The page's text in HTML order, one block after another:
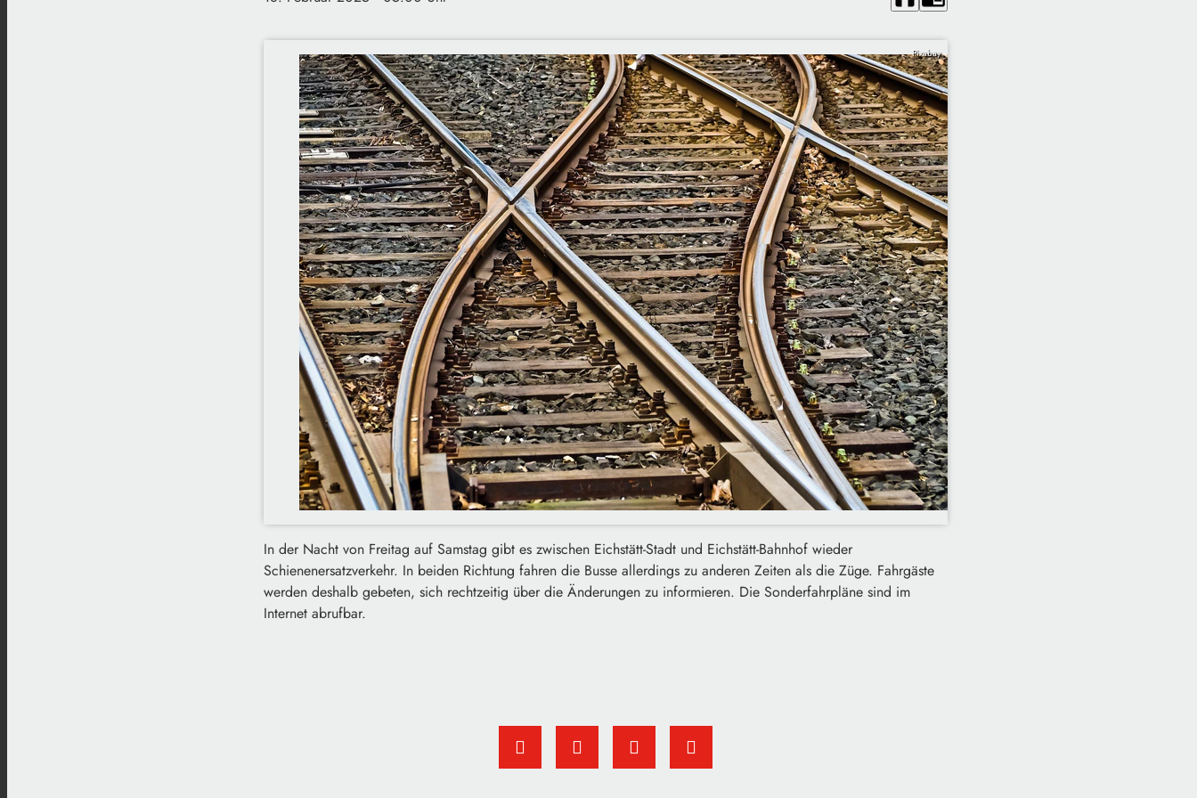
Pixabay
In der Nacht von Freitag auf Samstag gibt es zwischen Eichstätt-Stadt und Eichstätt-Bahnhof wieder
Schienenersatzverkehr. In beiden Richtung fahren die Busse allerdings zu anderen Zeiten als die Züge. Fahrgäste
werden deshalb gebeten, sich rechtzeitig über die Änderungen zu informieren. Die Sonderfahrpläne sind im
Internet abrufbar.